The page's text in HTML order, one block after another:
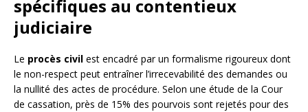
spécifiques au contentieux
judiciaire
Le procès civil est encadré par un formalisme rigoureux dont
le non-respect peut entraîner l’irrecevabilité des demandes ou
la nullité des actes de procédure. Selon une étude de la Cour
de cassation, près de 15% des pourvois sont rejetés pour des